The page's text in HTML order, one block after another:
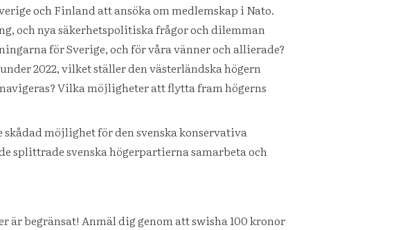
och Finland att ansöka om medlemskap i Nato.
och nya säkerhetspolitiska frågor och dilemman
för Sverige, och för våra vänner och allierade?
2022, vilket ställer den västerländska högern
Vilka möjligheter att flytta fram högerns
möjlighet för den svenska konservativa
splittrade svenska högerpartierna samarbeta och
är begränsat! Anmäl dig genom att swisha 100 kronor